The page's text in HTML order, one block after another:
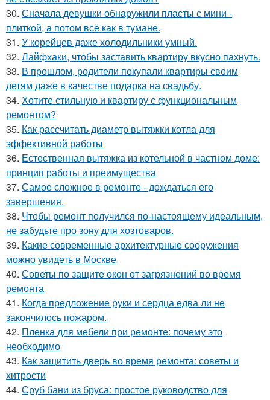
30. Сначала девушки обнаружили пласты с мини -
плиткой, а потом всё как в тумане.
31. У корейцев даже холодильники умный.
32. Лайфхаки, чтобы заставить квартиру вкусно пахнуть.
33. В прошлом, родители покупали квартиры своим
детям даже в качестве подарка на свадьбу.
34. Хотите стильную и квартиру с функциональным
ремонтом?
35. Как рассчитать диаметр вытяжки котла для
эффективной работы
36. Естественная вытяжка из котельной в частном доме:
принцип работы и преимущества
37. Самое сложное в ремонте - дождаться его
завершения.
38. Чтобы ремонт получился по-настоящему идеальным,
не забудьте про зону для хозтоваров.
39. Какие современные архитектурные сооружения
можно увидеть в Москве
40. Советы по защите окон от загрязнений во время
ремонта
41. Когда предложение руки и сердца едва ли не
закончилось пожаром.
42. Пленка для мебели при ремонте: почему это
необходимо
43. Как защитить дверь во время ремонта: советы и
хитрости
44. Сруб бани из бруса: простое руководство для